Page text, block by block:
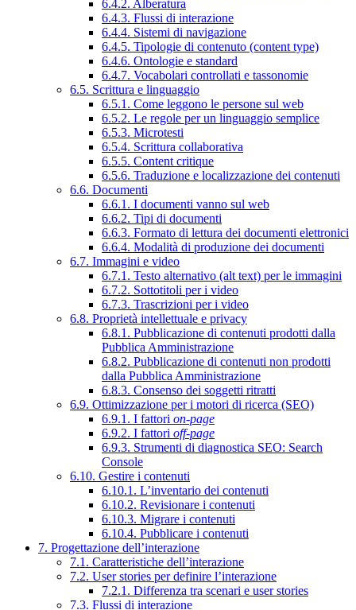
6.4.2. Alberatura
6.4.3. Flussi di interazione
6.4.4. Sistemi di navigazione
6.4.5. Tipologie di contenuto (content type)
6.4.6. Ontologie e standard
6.4.7. Vocabolari controllati e tassonomie
6.5. Scrittura e linguaggio
6.5.1. Come leggono le persone sul web
6.5.2. Le regole per un linguaggio semplice
6.5.3. Microtesti
6.5.4. Scrittura collaborativa
6.5.5. Content critique
6.5.6. Traduzione e localizzazione dei contenuti
6.6. Documenti
6.6.1. I documenti vanno sul web
6.6.2. Tipi di documenti
6.6.3. Formato di lettura dei documenti elettronici
6.6.4. Modalità di produzione dei documenti
6.7. Immagini e video
6.7.1. Testo alternativo (alt text) per le immagini
6.7.2. Sottotitoli per i video
6.7.3. Trascrizioni per i video
6.8. Proprietà intellettuale e privacy
6.8.1. Pubblicazione di contenuti prodotti dalla
Pubblica Amministrazione
6.8.2. Pubblicazione di contenuti non prodotti
dalla Pubblica Amministrazione
6.8.3. Consenso dei soggetti ritratti
6.9. Ottimizzazione per i motori di ricerca (SEO)
6.9.1. I fattori on-page
6.9.2. I fattori off-page
6.9.3. Strumenti di diagnostica SEO: Search
Console
6.10. Gestire i contenuti
6.10.1. L’inventario dei contenuti
6.10.2. Revisionare i contenuti
6.10.3. Migrare i contenuti
6.10.4. Pubblicare i contenuti
7. Progettazione dell’interazione
7.1. Caratteristiche dell’interazione
7.2. User stories per definire l’interazione
7.2.1. Differenza tra scenari e user stories
7.3. Flussi di interazione